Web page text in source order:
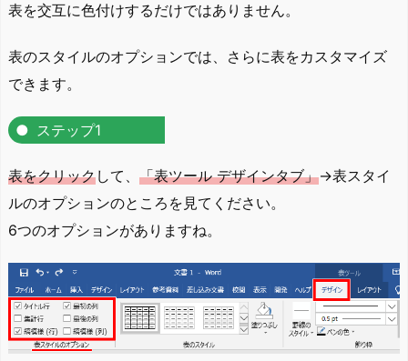
表を交互に色付けするだけではありません。
表のスタイルのオプションでは、さらに表をカスタマイズ
できます。
ステップ1
表をクリックして、 「表ツール デザインタブ」→表スタイ
ルのオプションのところを見てください。
6つのオプションがありますね。